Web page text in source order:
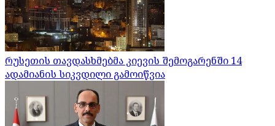
რუსეთის თავდასხმებმა კიევის შემოგარენში 14
ადამიანის სიკვდილი გამოიწვია